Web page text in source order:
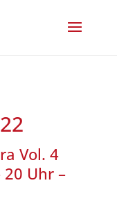
Vol. 4
20 Uhr –